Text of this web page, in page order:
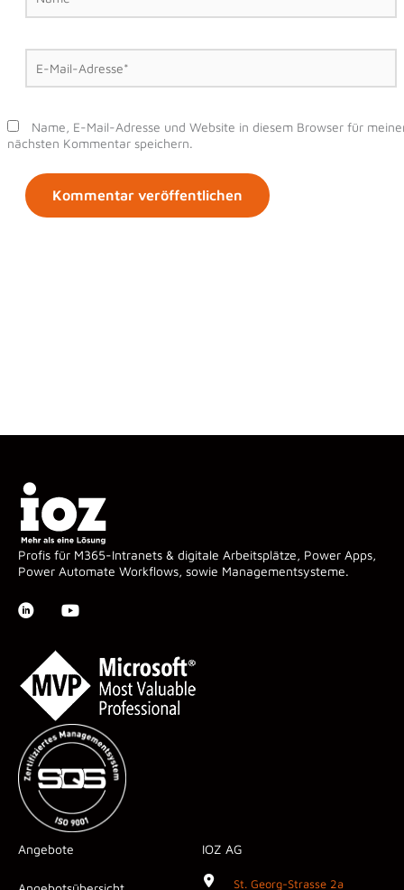
E-
Mail-
Adresse*
Name, E-Mail-Adresse und Website in diesem Browser für
nächsten Kommentar speichern.
Profis für M365-Intranets & digitale Arbeitsplätze, Power Apps,
Power Automate Workflows, sowie Managementsysteme.
Angebote IOZ AG
St. Georg-Strasse 2a